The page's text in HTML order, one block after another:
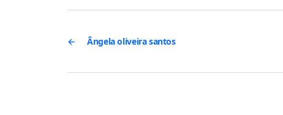
← Ângela oliveira santos